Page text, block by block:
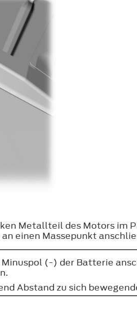
Metallteil des Motors im
einen Massepunkt
(-) der Batterie
Abstand zu sich